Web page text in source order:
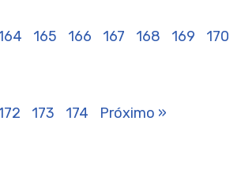
165 166 167 168 169 170
173 174 Próximo »